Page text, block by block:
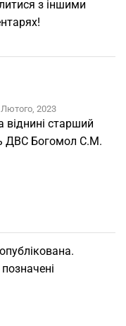
з іншими
Лютого, 2023
віднині старший
ДВС Богомол С.М.